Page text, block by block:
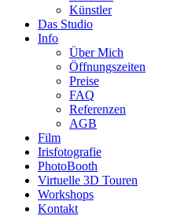
Künstler
Das Studio
Info
Über Mich
Öffnungszeiten
Preise
FAQ
Referenzen
AGB
Film
Irisfotografie
PhotoBooth
Virtuelle 3D Touren
Workshops
Kontakt